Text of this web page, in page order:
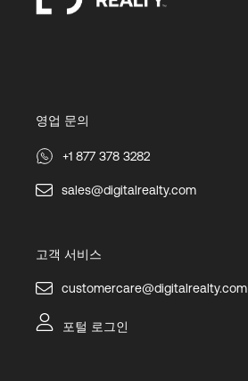
영업 문의
+1 877 378 3282
sales@digitalrealty.com
고객 서비스
customercare@digitalrealty.com
포털 로그인